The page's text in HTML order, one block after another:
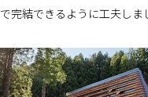
で完結できるように工夫しま